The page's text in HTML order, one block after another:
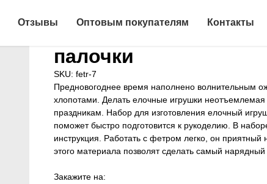
Отзывы Оптовым покупателям Контакты
Набор для шитья
игрушки из фетра
палочки
SKU: fetr-7
Предновогоднее время наполнено волнительным
хлопотами. Делать елочные игрушки неотъемлемая
праздникам. Набор для изготовления елочный
поможет быстро подготовится к рукоделию. В
инструкция. Работать с фетром легко, он
этого материала позволят сделать самый нарядный
Закажите на: